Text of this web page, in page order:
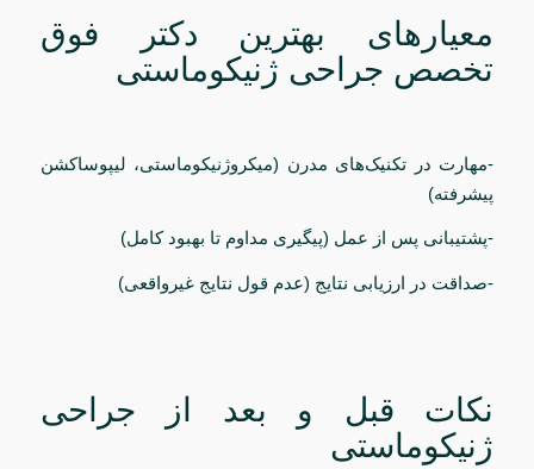
معیارهای بهترین دکتر فوق
تخصص جراحی ژنیکوماستی
-مهارت در تکنیک‌های مدرن (میکروژنیکوماستی، لیپوساکشن
پیشرفته)
-پشتیبانی پس از عمل (پیگیری مداوم تا بهبود کامل)
-صداقت در ارزیابی نتایج (عدم قول نتایج غیرواقعی)
نکات قبل و بعد از جراحی
ژنیکوماستی